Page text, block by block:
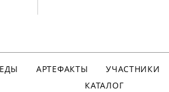
АРТЕФАКТЫ
УЧАСТНИКИ
КАТАЛОГ